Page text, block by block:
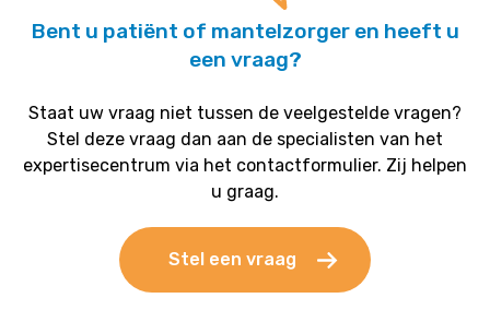
Bent u patiënt of mantelzorger en heeft u
een vraag?
Staat uw vraag niet tussen de veelgestelde vragen?
Stel deze vraag dan aan de specialisten van het
expertisecentrum via het contactformulier. Zij helpen
u graag.
Stel een vraag